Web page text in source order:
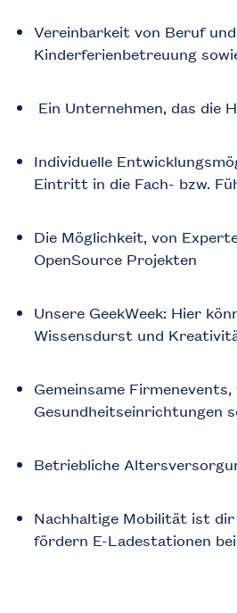
Vereinbarkeit von Beruf
Kinderferienbetreuung
Ein Unternehmen, das die
Individuelle
Eintritt in die Fach- bzw.
Die Möglichkeit, von
OpenSource Projekten
Unsere GeekWeek: Hier
Wissensdurst und
Gemeinsame
Gesundheitseinrichtungen
Betriebliche
Nachhaltige Mobilität ist
fördern E-Ladestationen